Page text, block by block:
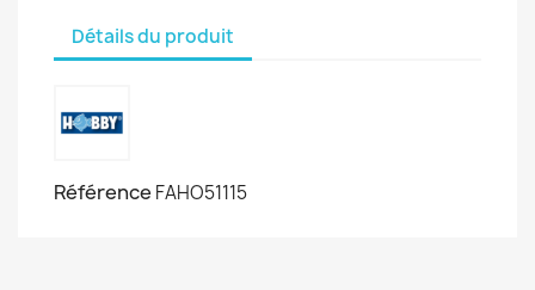
Détails du produit
Référence FAHO51115